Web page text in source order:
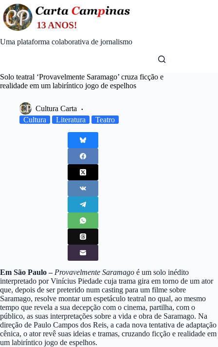
Skip
to
content
Uma plataforma colaborativa de jornalismo
Solo teatral ‘Provavelmente Saramago’ cruza ficção e
realidade em um labiríntico jogo de espelhos
Cultura Carta
Cultura
Literatura Teatro
Em São Paulo – Provavelmente Saramago é um solo inédito
interpretado por Vinícius Piedade cuja trama gira em torno de um ator
que, depois de ser preterido num casting para um filme sobre
Saramago, resolve montar um espetáculo teatral no qual, ao mesmo
tempo que revela a sua decepção com o cinema, partilha, com o
público, as suas interpretações sobre a vida e obra de Saramago. Na
direção de Paulo Campos dos Reis, a cada nova tentativa de adaptação
cênica, o ator revê suas ideias e tramas, cruzando ficção e realidade em
um labiríntico jogo de espelhos.